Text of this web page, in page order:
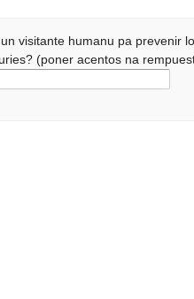
visitante humanu pa prevenir
(poner acentos na